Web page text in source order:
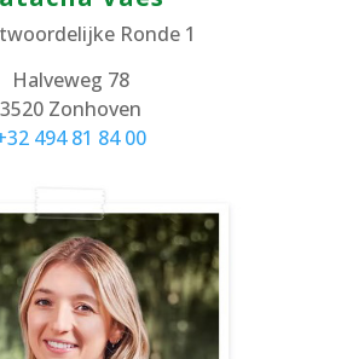
Ronde 1
Halveweg 78
3520 Zonhoven
494 81 84 00